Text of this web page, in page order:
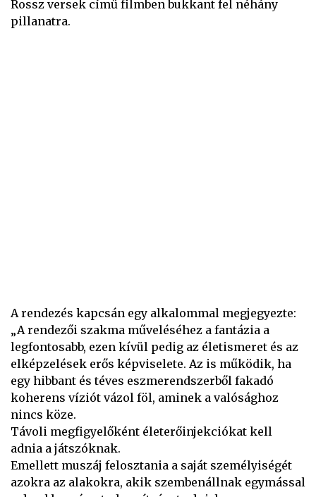
Rossz versek című filmben bukkant fel néhány
pillanatra.
A rendezés kapcsán egy alkalommal megjegyezte:
„A rendezői szakma műveléséhez a fantázia a
legfontosabb, ezen kívül pedig az életismeret és az
elképzelések erős képviselete. Az is működik, ha
egy hibbant és téves eszmerendszerből fakadó
koherens víziót vázol föl, aminek a valósághoz
nincs köze.
Távoli megfigyelőként életerőinjekciókat kell
adnia a játszóknak.
Emellett muszáj felosztania a saját személyiségét
azokra az alakokra, akik szembenállnak egymással